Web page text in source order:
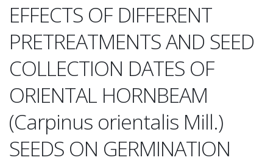
EFFECTS OF DIFFERENT
PRETREATMENTS AND SEED
COLLECTION DATES OF
ORIENTAL HORNBEAM
(Carpinus orientalis Mill.)
SEEDS ON GERMINATION